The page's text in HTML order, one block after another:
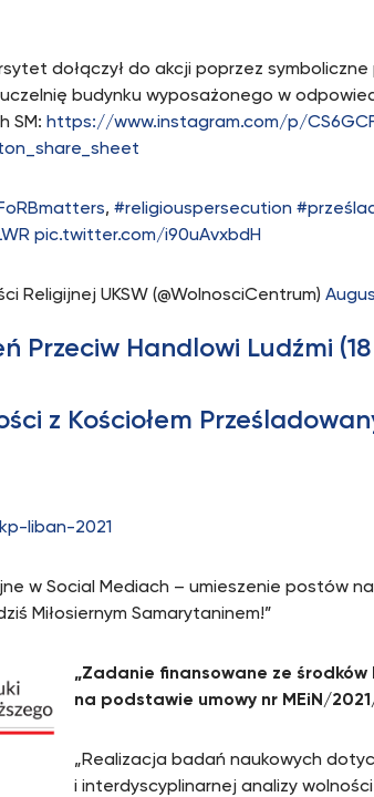
dołączył do akcji poprzez
budynku wyposażonego w
SM: https://www.instagram.com/p/
,#religiouspersecution
pic.twitter.com/i90uAvxbdH
Religijnej UKSW (@WolnosciCentrum)
Przeciw Handlowi Ludźmi
z Kościołem
liban-2021
w Social Mediach – umieszenie postów
Miłosiernym Samarytaninem!”
„Zadanie finansowane ze
na podstawie umowy nr MEiN/
„Realizacja badań naukowych
i interdyscyplinarnej analizy